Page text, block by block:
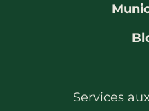
Services